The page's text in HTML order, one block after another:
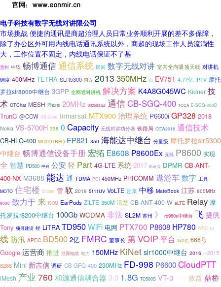
电子科技有数字无线对讲限公司
市场挑战 便捷的通讯是商超治理人员日常业务顺利开展的差不多保障，
除了办公区外可用内线电话通讯系统以外，商超的现场工作人员流淌性
大，工作位置不固定，内线电话保证不了基
贵州 中软 畅博通信通信系统 民间 数字无线对讲 室内全向吸顶天线 对讲机
调度 400MHz TETRA SLR5300 同方 2013 350MHz 自 EV751 4.77亿 IPTV 摩托
罗拉slr8000中继台 3GPP 全网通对讲机 解决方案 K4A8G045WC Kidner 技
术 CTChat MESH Phone 20MHz 002583.SZ 通信CB-SGQ-400 TCCA E-SGQ-400D
TrunC @CCW VS-5700 Inmarsat MTX900治理系统 P6600i GP328 2018
Nokia VS-5700H 338 0 Capacity 无线对讲功分器 铁路局 CCW2018 通信技术
CB-HLQ-400 MOTOTRBO EP821 350 海能达中继台 分量级 摩托罗拉slr5300
中继台 畅博通信设备手册 宏拓 E8608 P8600Ex 无线 P8600 实现
全 智慧 PD500 中兴 公安 轻 Part 4G-LTE 系统 2017 听证会 DPMR CB-ANT-
400-NX M3688 能达 通 TDMA POI 450MHz PHICOMM 遨游车数字 工具
MOTO 住宅楼 C1200 雪 软 2019 5111UV VoLTE 赴京 中移 MateBook 江苏 800MHz
9000 致力于 来 ICOM EarPods ZiLTE 350M 清楚 CB-ANT-400-W eLTE Relay 摩
托罗拉r8200中继台 100Gb WCDMA 非法 SL2M 苏州 》 rd980s中继台 飞 提供
Tony 项目建设 经 LiTRA TD950WiFi 电网 PTX700 P8608 HP780 WRC-19
线 防汛 APEC BD500 2亿 FMRC 董事长 第VOIP 平台 342亿 666号
Google 运营商 推进 泄露电缆 电力 150MHz KiNet slr1000中继台 2016 --2015
8268 Mini 新吉信 调研 CB-GFQ-400 230MHz FD-998 P6600CloudPTT
iMesh 产业 760 和源通信耦合器 3.0 1.8G TC500S VT-3 效益 鼎桥